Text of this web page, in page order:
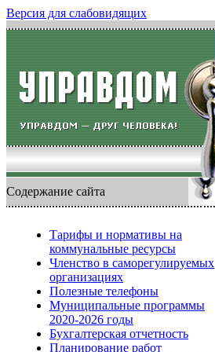
Версия для слабовидящих
Содержание сайта
Тарифы и нормативы на
коммунальные ресурсы
Членство в саморегулируемых
организациях
Полезные телефоны
Муниципальные программы
2020-2026 годы
Бухгалтерская отчетность
Планирование работ